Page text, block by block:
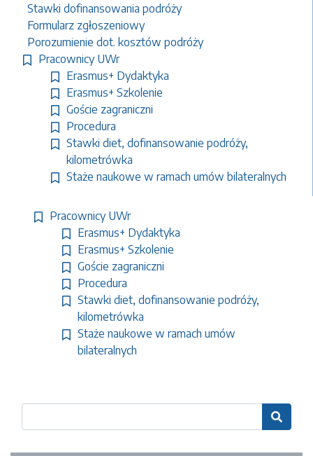
Stawki dofinansowania podróży
Formularz zgłoszeniowy
Porozumienie dot. kosztów podróży
Pracownicy UWr
Erasmus+ Dydaktyka
Erasmus+ Szkolenie
Goście zagraniczni
Procedura
Stawki diet, dofinansowanie podróży,
kilometrówka
Staże naukowe w ramach umów bilateralnych
Pracownicy UWr
Erasmus+ Dydaktyka
Erasmus+ Szkolenie
Goście zagraniczni
Procedura
Stawki diet, dofinansowanie podróży,
kilometrówka
Staże naukowe w ramach umów
bilateralnych
